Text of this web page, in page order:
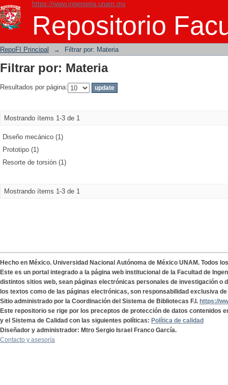
https://www.ingenieria.unam.mx
Repositorio
Filtrar por: Materia
RepoFI Principal → Filtrar por: Materia
Filtrar por: Materia
Resultados por página:
Mostrando ítems 1-3 de 1
Diseño mecánico (1)
Prototipo (1)
Resorte de torsión (1)
Mostrando ítems 1-3 de 1
Hecho en México. Universidad Nacional Autónoma de México UNAM. Todos
Este es un portal integrado a la página web institucional de la Facultad de
distintos sitios web, sean páginas electrónicas personales de investigación o
los textos como de las páginas electrónicas, son responsabilidad exclusiva
Sitio administrado por la Coordinación del Sistema de Bibliotecas F.I. https://
Este repositorio se rige por los preceptos de protección de datos contenidos
y el Sistema de Calidad con las siguientes políticas: Política de calidad
Diseñador y administrador: Mtro Sergio Israel Franco García.
Contacto y asesoría